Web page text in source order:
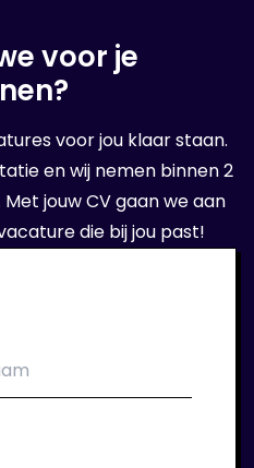
volgt er een sollicitatie
nieuwe
voor je
voor jou klaar staan.
en wij nemen binnen 2
jouw CV gaan we aan
die bij jou past!